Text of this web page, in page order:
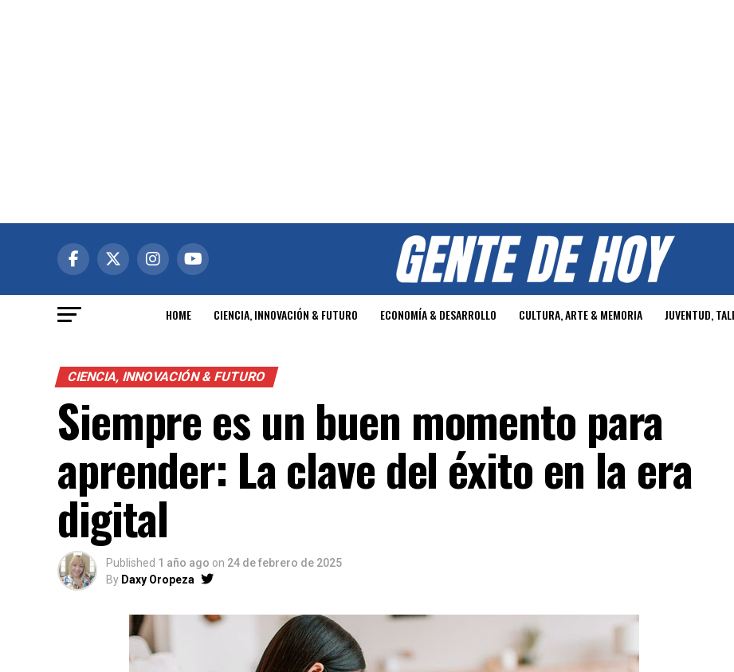
HOME CIENCIA, INNOVACIÓN & FUTURO ECONOMÍA & DESARROLLO CULTURA, ARTE & MEMORIA JUVENTUD,
CIENCIA, INNOVACIÓN & FUTURO
Siempre es un buen momento para
aprender: La clave del éxito en la era
digital
Published 1 año ago on 24 de febrero de 2025
By Daxy Oropeza